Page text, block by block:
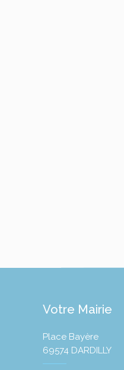
Votre Mairie
Place Bayère
69574 DARDILLY